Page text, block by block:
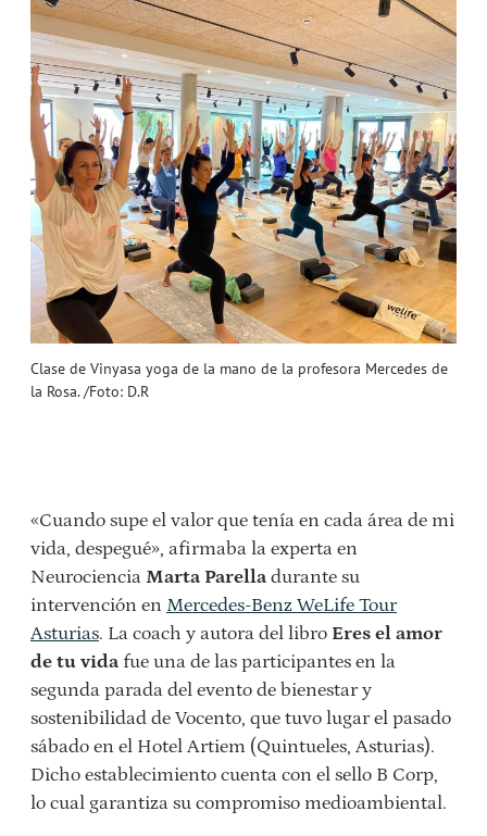
Clase de Vinyasa yoga de la mano de la profesora Mercedes de
la Rosa. /Foto: D.R
«Cuando supe el valor que tenía en cada área de mi
vida, despegué», afirmaba la experta en
Neurociencia Marta Parella durante su
intervención en Mercedes-Benz WeLife Tour
Asturias. La coach y autora del libro Eres el amor
de tu vida fue una de las participantes en la
segunda parada del evento de bienestar y
sostenibilidad de Vocento, que tuvo lugar el pasado
sábado en el Hotel Artiem (Quintueles, Asturias).
Dicho establecimiento cuenta con el sello B Corp,
lo cual garantiza su compromiso medioambiental.